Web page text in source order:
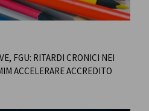
FGU: RITARDI CRONICI NEI
ACCELERARE ACCREDITO